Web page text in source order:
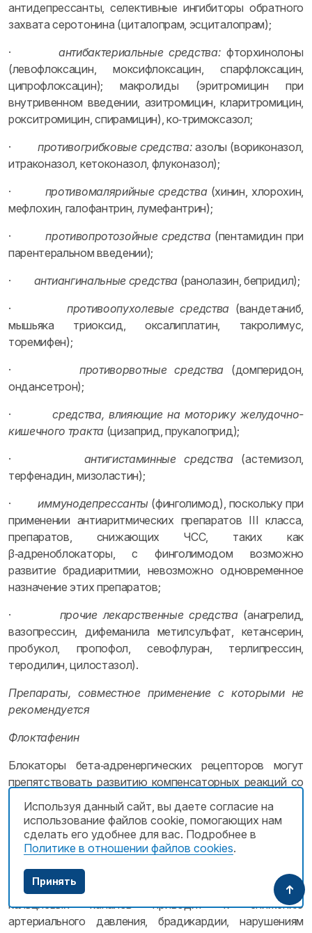
антидепрессанты, селективные ингибиторы обратного
захвата серотонина (циталопрам, эсциталопрам);
· антибактериальные средства: фторхинолоны
(левофлоксацин, моксифлоксацин, спарфлоксацин,
ципрофлоксацин); макролиды (эритромицин при
внутривенном введении, азитромицин, кларитромицин,
рокситромицин, спирамицин), ко‑тримоксазол;
· противогрибковые средства: азолы (вориконазол,
итраконазол, кетоконазол, флуконазол);
· противомалярийные средства(хинин, хлорохин,
мефлохин, галофантрин, лумефантрин);
·противопротозойные средства(пентамидин при
парентеральном введении);
· антиангинальные средства (ранолазин, бепридил);
· противоопухолевые средства(вандетаниб,
мышьяка триоксид, оксалиплатин, такролимус,
торемифен);
·противорвотные средства(домперидон,
ондансетрон);
·средства, влияющие на моторику желудочно-
кишечного тракта(цизаприд, прукалоприд);
· антигистаминные средства(астемизол,
терфенадин, мизоластин);
·иммунодепрессанты (финголимод), поскольку при
применении антиаритмических препаратов III класса,
препаратов, снижающих ЧСС, таких как
β‑адреноблокаторы, с финголимодом возможно
развитие брадиаритмии, невозможно одновременное
назначение этих препаратов;
· прочие лекарственные средства(анагрелид,
вазопрессин, дифеманила метилсульфат, кетансерин,
пробукол, пропофол, севофлуран, терлипрессин,
теродилин, цилостазол).
Препараты, совместное применение с которыми не
рекомендуется
Флоктафенин
Блокаторы бета‑адренергических рецепторов могут
препятствовать развитию компенсаторных реакций со
стороны сердечно-сосудистой системы, связанных с
гипотензией или кризом, которые могут быть
индуцированы флоктафенином.
Совместное применение бета‑блокаторов и блокаторов
кальциевых каналов приводит к снижению
артериального давления, брадикардии, нарушениям
Используя данный сайт, вы даете согласие на
использование файлов cookie, помогающих нам
сделать его удобнее для вас. Подробнее в
Политике в отношении файлов cookies.
Принять